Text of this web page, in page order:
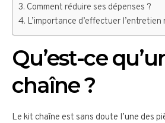
Comment réduire ses dépenses ?
L’importance d’effectuer
Qu’est-ce
chaîne ?
Le kit chaîne est sans doute l’une des